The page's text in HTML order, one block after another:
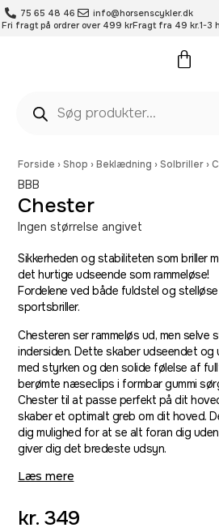
75 65 48 46
info@horsenscykler.dk
Fri fragt på ordrer over 499 krFragt fra 49 kr.1-3
Forside ›Shop ›Beklædning ›Solbriller ›
BBB
Chester
Ingen størrelse angivet
Sikkerheden og stabiliteten som ​​briller
det hurtige udseende som rammeløse!
Fordelene ved både fuldstel og
sportsbriller.
Chesteren ser rammeløs ud, men selve
indersiden. Dette skaber udseendet og
med styrken og den solide følelse af
berømte næseclips i formbar gummi
Chester til at passe perfekt på dit
skaber et optimalt greb om dit hoved.
dig mulighed for at se alt foran dig
giver dig det bredeste udsyn.
Læs mere
kr. 349